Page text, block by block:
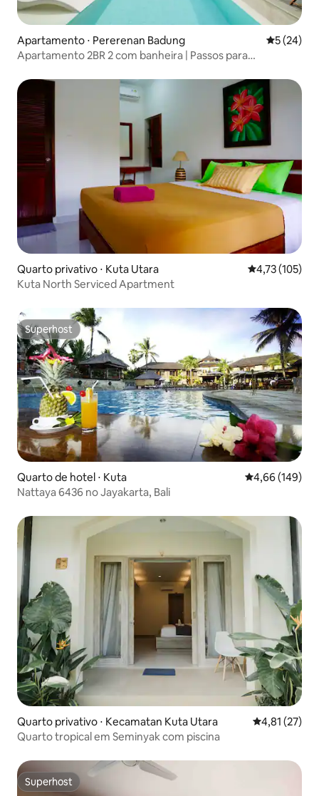
Apartamento ⋅ Pererenan Badung 5 de uma
5 (24)
Apartamento 2BR 2 com banheira | Passos para
Quarto privativo ⋅ Kuta Utara 4,73 de uma
4,73 (105)
Kuta North Serviced Apartment
Superhost
Superhost
Quarto de hotel ⋅ Kuta 4,66 de uma
4,66 (149)
Nattaya 6436 no Jayakarta, Bali
Quarto privativo ⋅ Kecamatan Kuta Utara 4,81 de uma
4,81 (27)
Quarto tropical em Seminyak com piscina
Superhost
Superhost